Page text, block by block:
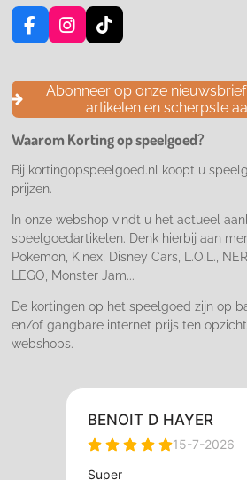
F
a
e
o
k
I
n
t
a
g
r
a
m
T
i
T
o
k
Abonneer op onze
artikelen en scherpste
Waarom Korting op speelgoed?
Bij kortingopspeelgoed.nl koopt u
prijzen.
In onze webshop vindt u het actueel
speelgoedartikelen. Denk hierbij aan
Pokemon, K'nex, Disney Cars, L.O.L.,
LEGO, Monster Jam...
De kortingen op het speelgoed zijn op
en/of gangbare internet prijs ten
webshops.